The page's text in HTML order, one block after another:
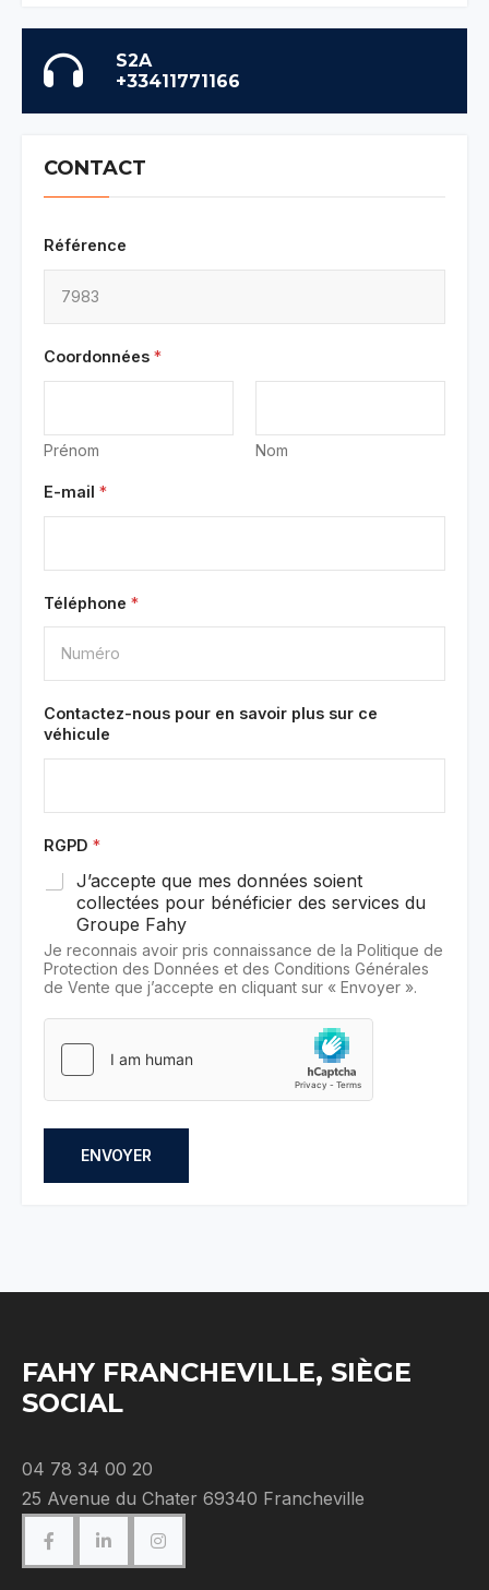
S2A
+33411771166
CONTACT
Référence
Coordonnées *
Prénom Nom
E-mail *
Téléphone *
Contactez-nous pour en savoir plus sur ce
véhicule
RGPD *
J’accepte que mes données soient
collectées pour bénéficier des services du
Groupe Fahy
Je reconnais avoir pris connaissance de la Politique de
Protection des Données et des Conditions Générales
de Vente que j’accepte en cliquant sur « Envoyer ».
ENVOYER
FAHY FRANCHEVILLE, SIÈGE
SOCIAL
04 78 34 00 20
25 Avenue du Chater 69340 Francheville